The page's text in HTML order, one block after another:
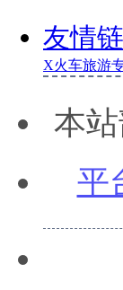
友情
X火车旅游
本
平